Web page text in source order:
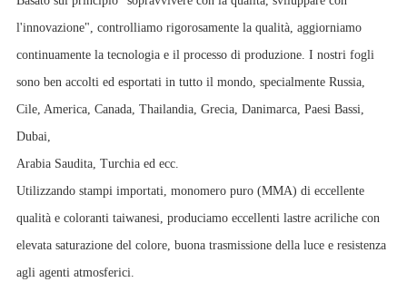
l'innovazione", controlliamo rigorosamente la qualità, aggiorniamo
continuamente la tecnologia e il processo di produzione. I nostri fogli
sono ben accolti ed esportati in tutto il mondo, specialmente Russia,
Cile, America, Canada, Thailandia, Grecia, Danimarca, Paesi Bassi,
Dubai,
Arabia Saudita, Turchia ed ecc.
Utilizzando stampi importati, monomero puro (MMA) di eccellente
qualità e coloranti taiwanesi, produciamo eccellenti lastre acriliche con
elevata saturazione del colore, buona trasmissione della luce e resistenza
agli agenti atmosferici.